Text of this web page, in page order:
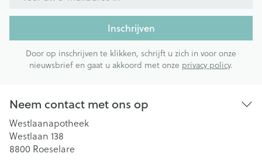
Inschrijven
Door op inschrijven te klikken, schrijft u zich in voor onze
nieuwsbrief en gaat u akkoord met onze privacy policy.
Neem contact met ons op
Westlaanapotheek
Westlaan 138
8800 Roeselare